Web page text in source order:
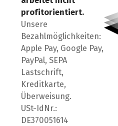
profitorientiert.
Unsere
Bezahlmöglichkeiten:
Apple Pay, Google Pay,
PayPal, SEPA
Lastschrift,
Kreditkarte,
Überweisung.
USt-IdNr.:
DE370051614